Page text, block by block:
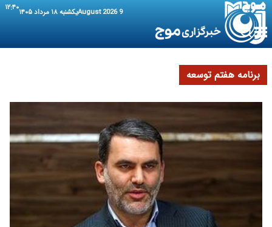
9 August 2026 یکشنبه ۱۸ مرداد ۱۴۰۵ ۱۲:۴۰
برنامه هفتم توسعه